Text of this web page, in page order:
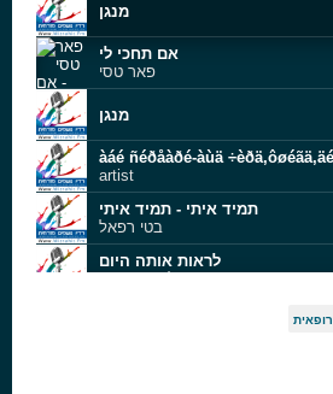
מנגן
אם תחכי לי
פאר טסי
מנגן
àáé ñéðåàðé-àùä
artist
תמיד איתי - תמיד איתי
בטי רפאל
לראות אותה היום